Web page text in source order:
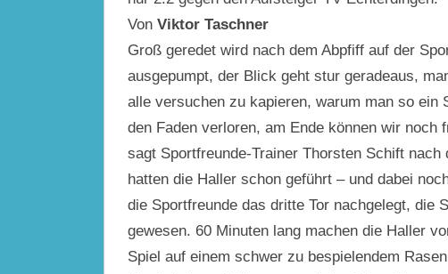
Von Viktor Taschner
Groß geredet wird nach dem Abpfiff auf der
ausgepumpt, der Blick geht stur geradeaus,
alle versuchen zu kapieren, warum man so ein
den Faden verloren, am Ende können wir noch
sagt Sportfreunde-Trainer Thorsten Schift
hatten die Haller schon geführt – und dabei
die Sportfreunde das dritte Tor nachgelegt, die
gewesen. 60 Minuten lang machen die Haller
Spiel auf einem schwer zu bespielendem